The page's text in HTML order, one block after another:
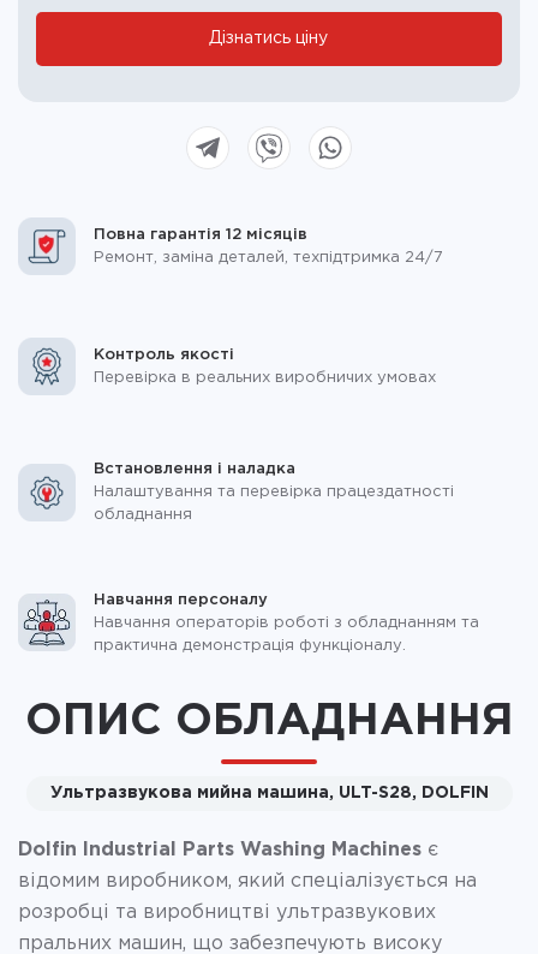
Повна гарантія 12 місяців
Ремонт, заміна деталей, техпідтримка 24/7
Контроль якості
Перевірка в реальних виробничих умовах
Встановлення і наладка
Налаштування та перевірка працездатності
обладнання
Навчання персоналу
Навчання операторів роботі з обладнанням та
практична демонстрація функціоналу.
Дізнатись ціну
ОПИС ОБЛАДНАННЯ
Ультразвукова мийна машина, ULT-S28, DOLFIN
Dolfin Industrial Parts Washing Machines є
відомим виробником, який спеціалізується на
розробці та виробництві ультразвукових
пральних машин, що забезпечують високу